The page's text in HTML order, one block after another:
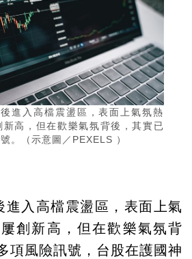
進入高檔震盪區，表面上氣氛熱
新高，但在歡樂氣氛背後，其實已
。（示意圖／PEXELS ）
進入高檔震盪區，表面上氣
創新高，但在歡樂氣氛背
項風險訊號，台股在護國神